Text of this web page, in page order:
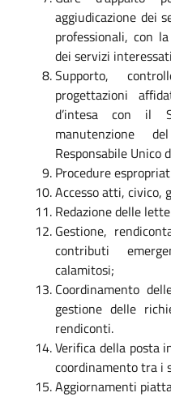
aggiudicazione dei
professionali, con
dei servizi
Supporto,
progettazioni
d’intesa con il
manutenzione
Responsabile Unico
Procedure
Accesso atti, civico,
Redazione delle
Gestione,
contributi
calamitosi;
Coordinamento
gestione delle
rendiconti.
Verifica della posta
coordinamento tra i
Aggiornamenti